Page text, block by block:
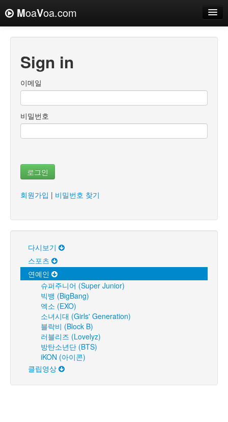
MoaVoa.com
Sign in
이메일
비밀번호
로그인
회원가입 | 비밀번호 찾기
다시보기
스포츠
연예인
슈퍼주니어 (Super Junior)
빅뱅 (BigBang)
엑소 (EXO)
소녀시대 (Girls' Generation)
블락비 (Block B)
러블리즈 (Lovelyz)
방탄소년단 (BTS)
iKON (아이콘)
클립영상